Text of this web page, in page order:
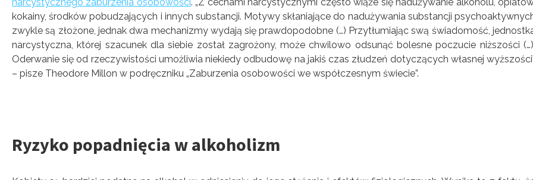
kokainy, środków pobudzających i innych substancji. Motywy skłaniające do nadużywania substancji
zwykle są złożone, jednak dwa mechanizmy wydają się prawdopodobne (…) Przytłumiając swą świadomość,
narcystyczna, której szacunek dla siebie został zagrożony, może chwilowo odsunąć bolesne poczucie niższości
Oderwanie się od rzeczywistości umożliwia niekiedy odbudowę na jakiś czas złudzeń dotyczących własnej
– pisze Theodore Millon w podręczniku „Zaburzenia osobowości we współczesnym świecie”.
Ryzyko popadnięcia w alkoholizm